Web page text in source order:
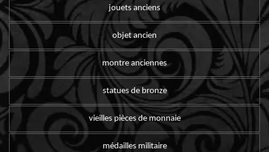
jouets anciens
objet ancien
montre anciennes
statues de bronze
vieilles pièces de monnaie
médailles militaire